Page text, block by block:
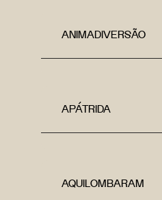
ANIMADIVERSÃO
APÁTRIDA
AQUILOMBARAM